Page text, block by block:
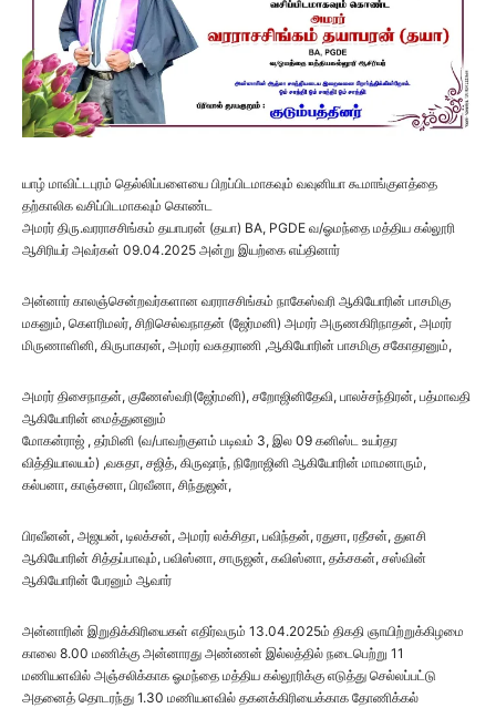
யாழ் மாவிட்டபுரம் தெல்லிப்பளையை பிறப்பிடமாகவும் வவுனியா கூமாங்குளத்தை
தற்காலிக வசிப்பிடமாகவும் கொண்ட
அமரர் திரு.வரராசசிங்கம் தயாபரன் (தயா) BA, PGDE வ/ஓமந்தை மத்திய கல்லூரி
ஆசிரியர் அவர்கள் 09.04.2025 அன்று இயற்கை எய்தினார்
அன்னார் காலஞ்சென்றவர்களான வரராசசிங்கம் நாகேஸ்வரி ஆகியோரின் பாசமிகு
மகனும், கெளரிமலர், சிறிசெல்வநாதன் (ஜேர்மனி) அமரர் அருணகிரிநாதன், அமரர்
மிருணாளினி, கிருபாகரன், அமரர் வசுதராணி ,ஆகியோரின் பாசமிகு சகோதரனும்,
அமரர் திசைநாதன், குணேஸ்வரி(ஜேர்மனி), சறோஜினிதேவி, பாலச்சந்திரன், பத்மாவதி
ஆகியோரின் மைத்துனனும்
மோகன்ராஜ் , தர்மினி (வ/பாவற்குளம் படிவம் 3, இல 09 கனிஸ்ட உயர்தர
வித்தியாலயம்) ,வசுதா, சஜித், கிருஷாந், நிறோஜினி ஆகியோரின் மாமனாரும்,
கல்பனா, காஞ்சனா, பிரவீனா, சிந்துஜன்,
பிரவீனன், அஜயன், டிலக்சன், அமரர் லக்சிதா, பவிந்தன், ரதுசா, ரதீசன், துளசி
ஆகியோரின் சித்தப்பாவும், பவிஸ்னா, சாருஜன், கவிஸ்னா, தக்சகன், சஸ்வின்
ஆகியோரின் பேரனும் ஆவார்
அன்னாரின் இறுதிக்கிரியைகள் எதிர்வரும் 13.04.2025ம் திகதி ஞாயிற்றுக்கிழமை
காலை 8.00 மணிக்கு அன்னாரது அண்ணன் இல்லத்தில் நடைபெற்று 11
மணியளவில் அஞ்சலிக்காக ஓமந்தை மத்திய கல்லூரிக்கு எடுத்து செல்லப்பட்டு
அதனைத் தொடரந்து 1.30 மணியளவில் தகனக்கிரியைக்காக தோணிக்கல்